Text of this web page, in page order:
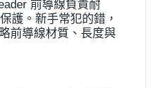
前導線負責耐
護。新手常犯的錯，
前導線材質、長度與